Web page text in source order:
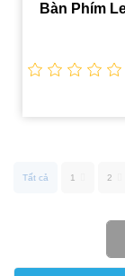
Hãng
Tất cả 1 2